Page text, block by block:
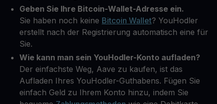
Geben Sie Ihre Bitcoin-Wallet-Adresse ein.
Sie haben noch keine Bitcoin Wallet? YouHodler
erstellt nach der Registrierung automatisch eine für
Sie.
Wie kann man sein YouHodler-Konto aufladen?
Der einfachste Weg, Aave zu kaufen, ist das
Aufladen Ihres YouHodler-Guthabens. Fügen Sie
einfach Geld zu Ihrem Konto hinzu, indem Sie